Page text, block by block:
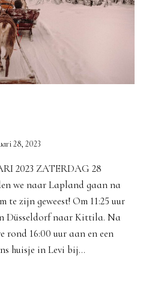
28, 2023
2023 ZATERDAG 28
we naar Lapland gaan na
zijn geweest! Om 11:25 uur
Düsseldorf naar Kittila. Na
rond 16:00 uur aan en een
huisje in Levi bij…